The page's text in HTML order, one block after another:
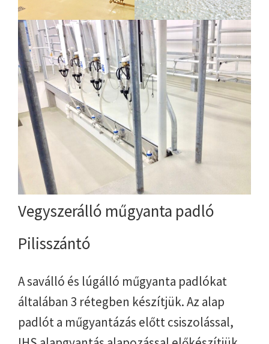
Vegyszerálló műgyanta padló
Pilisszántó
A saválló és lúgálló műgyanta padlókat
általában 3 rétegben készítjük. Az alap
padlót a műgyantázás előtt csiszolással,